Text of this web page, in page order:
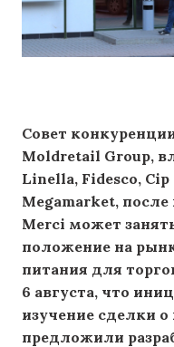
Совет
Moldretail Group,
Linella, Fidesco,
Megamarket,
Merci может
положение на
питания для
6 августа, что
изучение сделки
предложили